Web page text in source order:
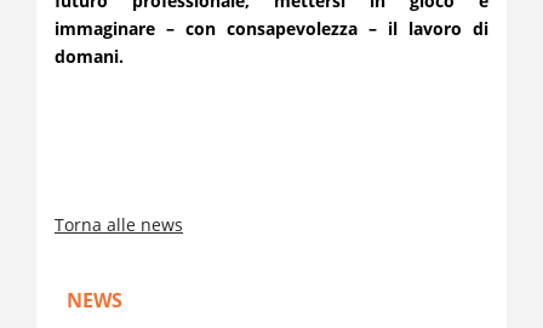
immaginare – con consapevolezza – il lavoro di
domani.
Torna alle news
NEWS